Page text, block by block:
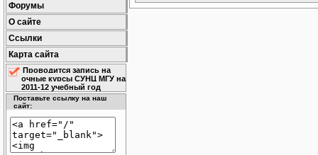
Форумы
О сайте
Ссылки
Карта сайта
Проводится запись на
очные курсы СУНЦ МГУ на
2011-12 учебный год
Поставьте ссылку на наш
сайт: